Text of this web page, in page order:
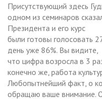
Присутствующий здесь
одном из семинаров
Президента и его курс
были готовы голосовать
день уже 86%. Вы видите,
что цифра возросла в 3
конечно же, работа
Любопытнейший факт, о
обращаю ваше внимание.